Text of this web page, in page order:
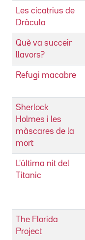
Les cicatrius de
Dràcula
Què va succeir
llavors?
Refugi macabre
Sherlock
Holmes i les
màscares de la
mort
L'última nit del
Titanic
The Florida
Project